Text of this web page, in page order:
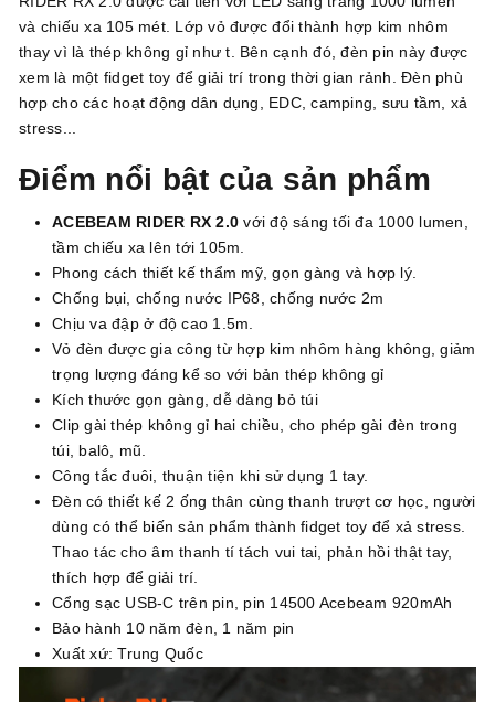
và chiếu xa 105 mét. Lớp vỏ được đổi thành hợp kim nhôm
thay vì là thép không gỉ như t. Bên cạnh đó, đèn pin này được
xem là một fidget toy để giải trí trong thời gian rảnh. Đèn phù
hợp cho các hoạt động dân dụng, EDC, camping, sưu tầm, xả
stress...
Điểm nổi bật của sản phẩm
ACEBEAM RIDER RX 2.0 với độ sáng tối đa 1000 lumen,
tầm chiếu xa lên tới 105m.
Phong cách thiết kế thẩm mỹ, gọn gàng và hợp lý.
Chống bụi, chống nước IP68, chống nước 2m
Chịu va đập ở độ cao 1.5m.
Vỏ đèn được gia công từ hợp kim nhôm hàng không, giảm
trọng lượng đáng kể so với bản thép không gỉ
Kích thước gọn gàng, dễ dàng bỏ túi
Clip gài thép không gỉ hai chiều, cho phép gài đèn trong
túi, balô, mũ.
Công tắc đuôi, thuận tiện khi sử dụng 1 tay.
Đèn có thiết kế 2 ống thân cùng thanh trượt cơ học, người
dùng có thể biến sản phẩm thành fidget toy để xả stress.
Thao tác cho âm thanh tí tách vui tai, phản hồi thật tay,
thích hợp để giải trí.
Cổng sạc USB-C trên pin, pin 14500 Acebeam 920mAh
Bảo hành 10 năm đèn, 1 năm pin
Xuất xứ: Trung Quốc